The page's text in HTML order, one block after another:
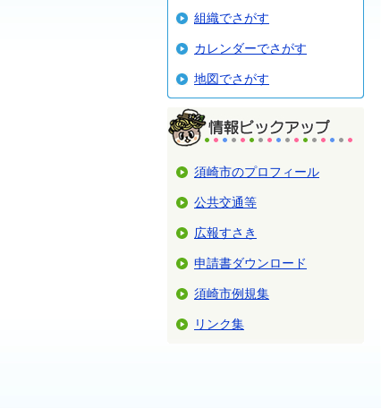
組織でさがす
カレンダーでさがす
地図でさがす
須崎市のプロフィール
公共交通等
広報すさき
申請書ダウンロード
須崎市例規集
リンク集